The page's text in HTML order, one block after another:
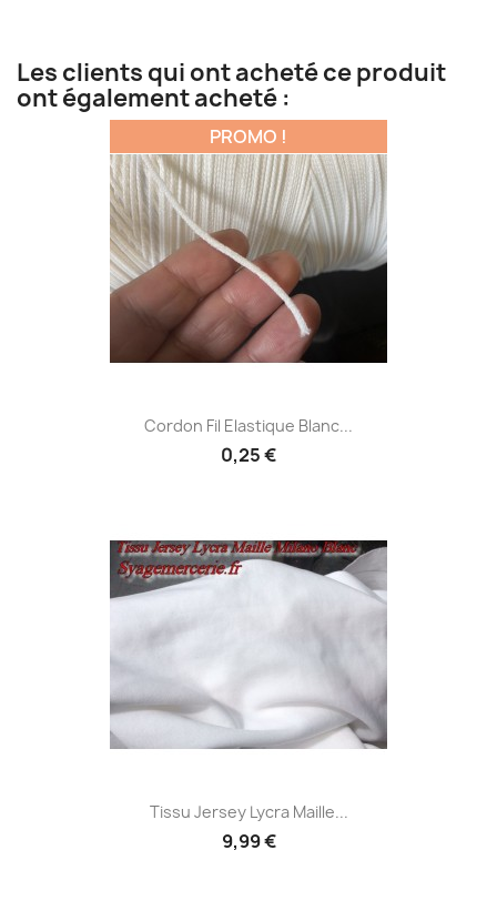
Les clients qui ont acheté ce produit
ont également acheté :
Cordon Fil Elastique Blanc...
0,25 €
PROMO !
Tissu Jersey Lycra Maille...
9,99 €